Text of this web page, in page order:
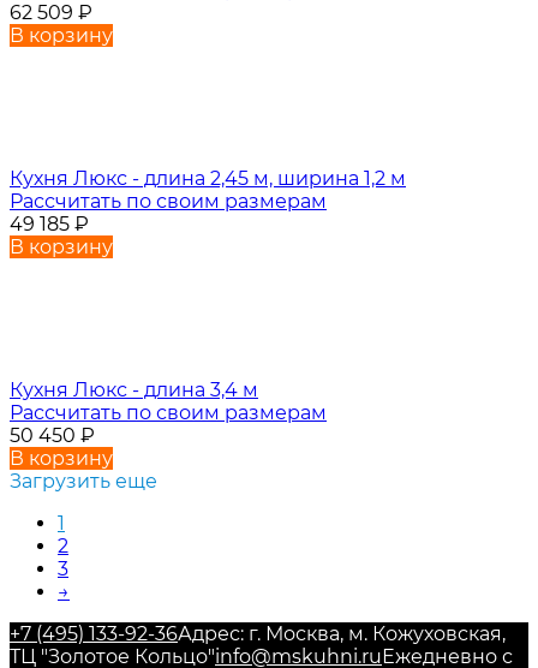
62 509 ₽
В корзину
Кухня Люкс - длина 2,45 м, ширина 1,2 м
Рассчитать по своим размерам
49 185 ₽
В корзину
Кухня Люкс - длина 3,4 м
Рассчитать по своим размерам
50 450 ₽
В корзину
Загрузить еще
1
2
3
→
+7 (495) 133-92-36Адрес: г. Москва, м. Кожуховская,
ТЦ "Золотое Кольцо"info@mskuhni.ruЕжедневно с